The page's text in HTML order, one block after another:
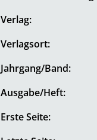
Verlag:
Verlagsort:
Jahrgang/Band:
Ausgabe/Heft:
Erste Seite: